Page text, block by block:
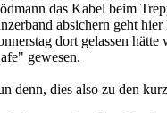
das Kabel beim
absichern geht
dort gelassen
gewesen.
denn, dies also zu den